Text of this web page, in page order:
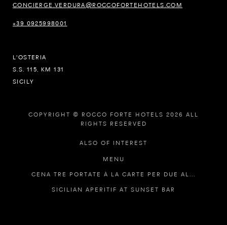
CONCIERGE.VERDURA@ROCCOFORTEHOTELS.COM
+39 0925998001
L'OSTERIA
S.S. 115, KM 131
SICILY
COPYRIGHT © ROCCO FORTE HOTELS 2026 ALL
RIGHTS RESERVED
ALSO OF INTEREST
MENU
CENA TRE PORTATE À LA CARTE PER DUE AL...
SICILIAN APERITIF AT SUNSET BAR